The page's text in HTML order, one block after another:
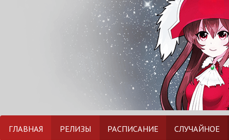
ГЛАВНАЯ РЕЛИЗЫ РАСПИСАНИЕ СЛУЧАЙНОЕ